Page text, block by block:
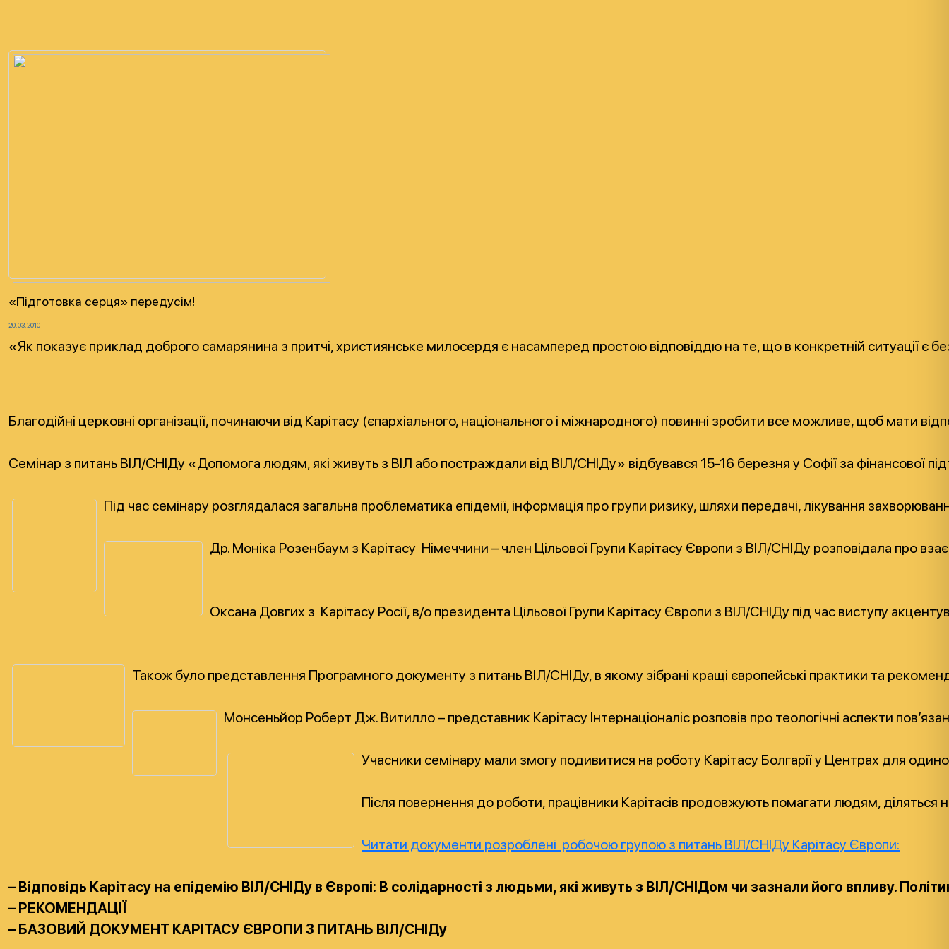
«Підготовка серця» передусім!
20.03.2010
«Як показує приклад доброго самарянина з притчі, християнське милосердя є насамперед простою відповіддю на те, що в конкретній ситуації є
Благодійні церковні організації, починаючи від Карітасу (єпархіального, національного і міжнародного) повинні зробити все можливе, щоб
Семінар з питань ВІЛ/СНІДу «Допомога людям, які живуть з ВІЛ або постраждали від ВІЛ/СНІДу» відбувався 15-16 березня у Софії за фінансової
Під час семінару розглядалася загальна проблематика епідемії, інформація про групи ризику, шляхи передачі, лікування
Др. Моніка Розенбаум з Карітасу Німеччини – член Цільової Групи Карітасу Європи з ВІЛ/СНІДу розповідала про
Оксана Довгих з Карітасу Росії, в/о президента Цільової Групи Карітасу Європи з ВІЛ/СНІДу під час виступу
Також було представлення Програмного документу з питань ВІЛ/СНІДу, в якому зібрані кращі європейські практики та
Монсеньйор Роберт Дж. Витилло – представник Карітасу Інтернаціоналіс розповів про теологічні аспекти
Учасники семінару мали змогу подивитися на роботу Карітасу Болгаріїу Центрах для
Після повернення до роботи, працівники Карітасів продовжують помагати людям,
Читати документи розроблені робочою групою з питань ВІЛ/СНІДу Карітасу Європи:
– Відповідь Карітасу на епідемію ВІЛ/СНІДу в Європі: В солідарності з людьми, які живуть з ВІЛ/СНІДом чи зазнали його впливу.
– РЕКОМЕНДАЦІЇ
– БАЗОВИЙ ДОКУМЕНТ КАРІТАСУ ЄВРОПИ З ПИТАНЬ ВІЛ/СНІДу